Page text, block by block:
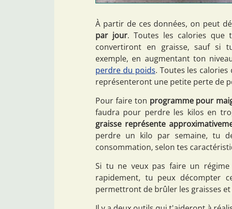
À partir de ces données, on peut
par jour. Toutes les calories que
convertiront en graisse, sauf si
exemple, en augmentant ton
perdre du poids. Toutes les
représenteront une petite perte de
Pour faire ton programme pour
faudra pour perdre les kilos en
graisse représente
perdre un kilo par semaine, tu
consommation, selon tes
Si tu ne veux pas faire un
rapidement, tu peux décompter
permettront de brûler les graisses